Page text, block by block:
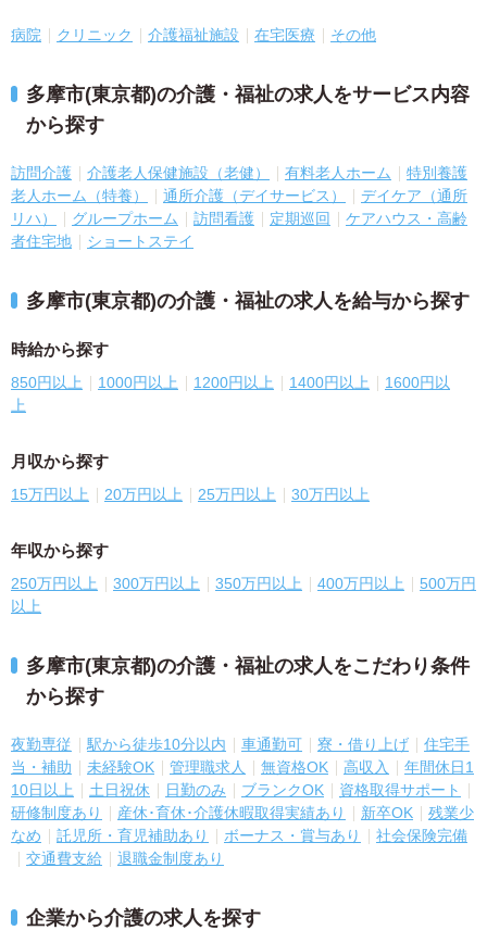
病院 クリニック 介護福祉施設 在宅医療 その他
多摩市(東京都)の介護・福祉の求人をサービス内容
から探す
訪問介護 介護老人保健施設（老健） 有料老人ホーム
特別養護
老人ホーム（特養）
通所介護（デイサービス）
デイケア（通所
リハ）
グループホーム 訪問看護 定期巡回
ケアハウス・高齢
者住宅地
ショートステイ
多摩市(東京都)の介護・福祉の求人を給与から探す
時給から探す
850円以上 1000円以上 1200円以上 1400円以上
1600円以
上
月収から探す
15万円以上 20万円以上 25万円以上 30万円以上
年収から探す
250万円以上 300万円以上 350万円以上 400万円以上
500万円
以上
多摩市(東京都)の介護・福祉の求人をこだわり条件
から探す
夜勤専従 駅から徒歩10分以内 車通勤可 寮・借り上げ
住宅手
当・補助
未経験OK 管理職求人 無資格OK 高収入
年間休日1
10日以上
土日祝休 日勤のみ ブランクOK
資格取得サポート
研修制度あり
産休･育休･介護休暇取得実績あり 新卒OK
残業少
なめ
託児所・育児補助あり ボーナス・賞与あり
社会保険完備
交通費支給
退職金制度あり
企業から介護の求人を探す